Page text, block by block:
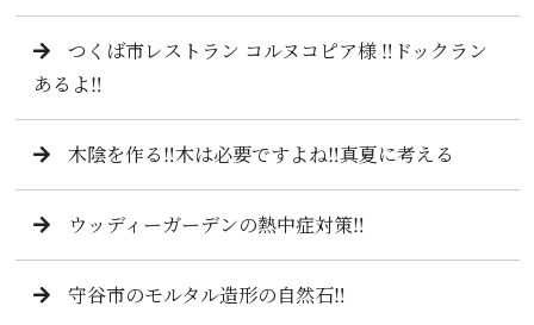
つくば市レストラン コルヌコピア様 ‼️ドックラン
あるよ‼️
木陰を作る‼️木は必要ですよね‼️真夏に考える
ウッディーガーデンの熱中症対策‼️
守谷市のモルタル造形の自然石‼️